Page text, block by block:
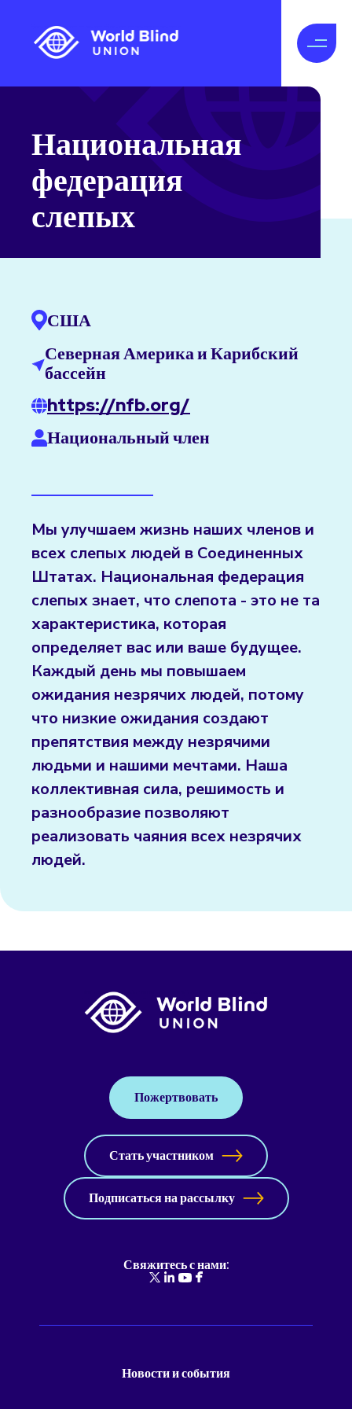
Национальная
федерация
слепых
США
Северная Америка и Карибский
бассейн
https://nfb.org/
Национальный член
Мы улучшаем жизнь наших членов и
всех слепых людей в Соединенных
Штатах. Национальная федерация
слепых знает, что слепота - это не та
характеристика, которая
определяет вас или ваше будущее.
Каждый день мы повышаем
ожидания незрячих людей, потому
что низкие ожидания создают
препятствия между незрячими
людьми и нашими мечтами. Наша
коллективная сила, решимость и
разнообразие позволяют
реализовать чаяния всех незрячих
людей.
Пожертвовать
Стать участником
Подписаться на рассылку
Свяжитесь с нами:
Новости и события